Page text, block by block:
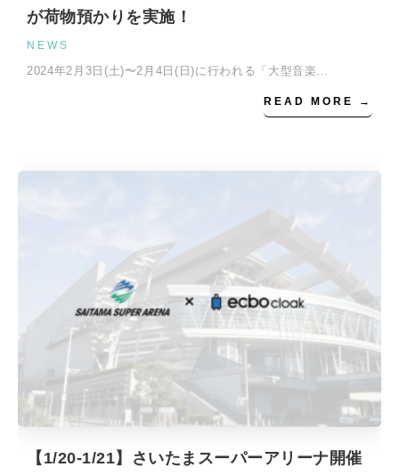
が荷物預かりを実施！
NEWS
2024年2月3日(土)〜2月4日(日)に行われる「大型音楽…
READ MORE →
【1/20-1/21】さいたまスーパーアリーナ開催